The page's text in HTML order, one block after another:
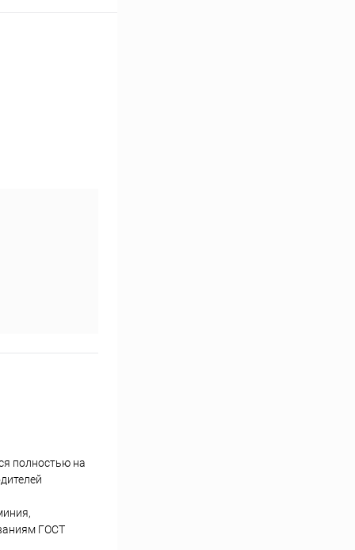
полностью на
ГОСТ